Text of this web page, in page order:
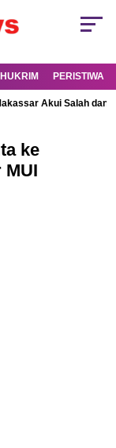
HUKRIM PERISTIWA
Akui Salah dan
ke
MUI